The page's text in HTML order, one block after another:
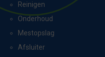
Reinigen
Onderhoud
Mestopslag
Afsluiter